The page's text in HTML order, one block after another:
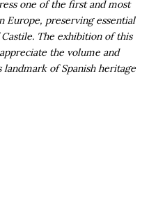
one of the first and most
Europe, preserving essential
The exhibition of this
the volume and
of Spanish heritage